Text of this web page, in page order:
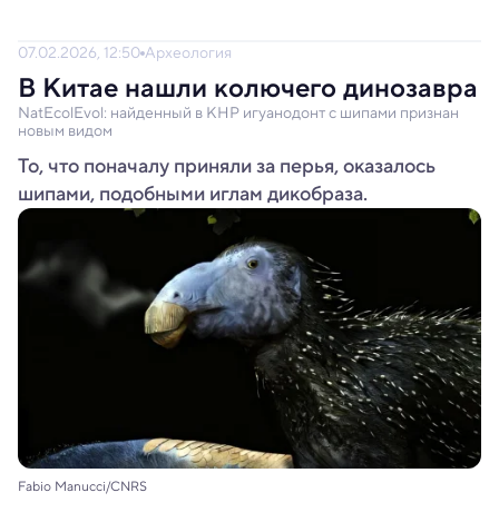
07.02.2026, 12:50 Археология
В Китае нашли колючего динозавра
NatEcolEvol: найденный в КНР игуанодонт с шипами признан
новым видом
То, что поначалу приняли за перья, оказалось
шипами, подобными иглам дикобраза.
Fabio Manucci/CNRS